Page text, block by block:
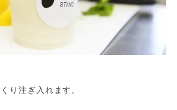
り注ぎ入れます。